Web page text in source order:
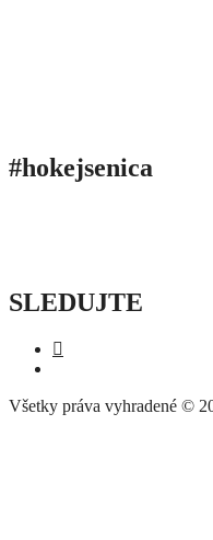
#hokejsenica
SLEDUJTE
Všetky práva vyhradené ©